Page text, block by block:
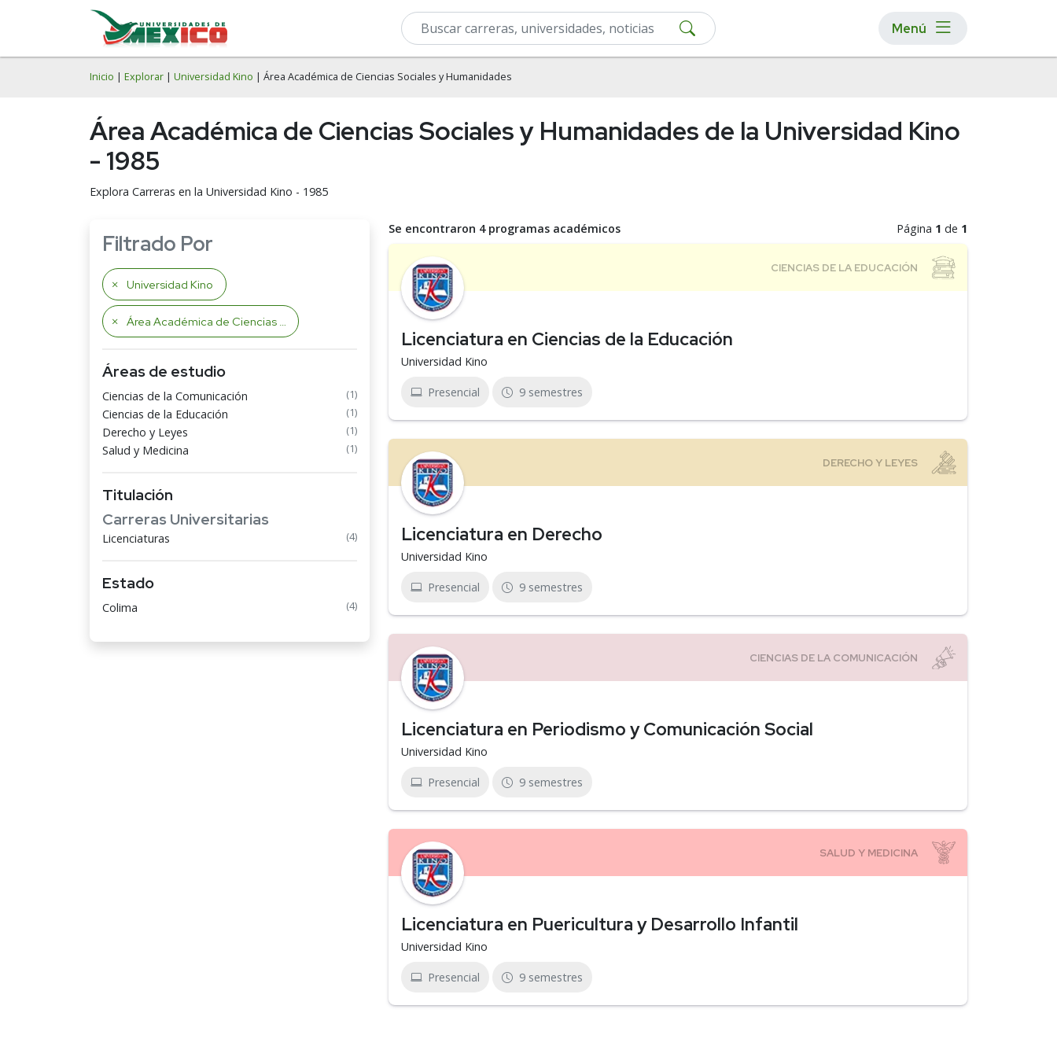
Menú
Inicio | Explorar | Universidad Kino | Área Académica de Ciencias Sociales y Humanidades
Área Académica de Ciencias Sociales y Humanidades de la Universidad Kino
- 1985
Explora Carreras en la Universidad Kino - 1985
Filtrado Por
Universidad Kino
Área Académica de Ciencias Sociales y Humanidades
Áreas de estudio
Ciencias de la Comunicación (1)
Ciencias de la Educación (1)
Derecho y Leyes (1)
Salud y Medicina (1)
Titulación
Carreras Universitarias
Licenciaturas (4)
Estado
Colima (4)
Se encontraron 4 programas académicos Página 1 de 1
Licenciatura en Ciencias de la Educación
Universidad Kino
Presencial 9 semestres
Licenciatura en Derecho
Universidad Kino
Presencial 9 semestres
Licenciatura en Periodismo y Comunicación Social
Universidad Kino
Presencial 9 semestres
Licenciatura en Puericultura y Desarrollo Infantil
Universidad Kino
Presencial 9 semestres